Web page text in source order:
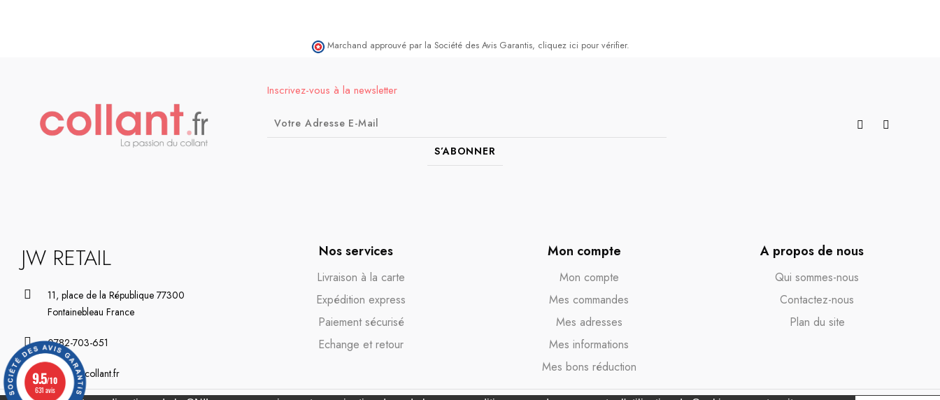
Marchand approuvé par la Société des Avis Garantis, cliquez ici pour vérifier.
Inscrivez-vous à la newsletter
S’ABONNER
JW RETAIL
11, place de la République 77300
Fontainebleau France
0782-703-651
contact@collant.fr
Nos services
Livraison à la carte
Expédition express
Paiement sécurisé
Echange et retour
Mon compte
Mon compte
Mes commandes
Mes adresses
Mes informations
Mes bons réduction
A propos de nous
Qui sommes-nous
Contactez-nous
Plan du site
9.5/10
631 avis